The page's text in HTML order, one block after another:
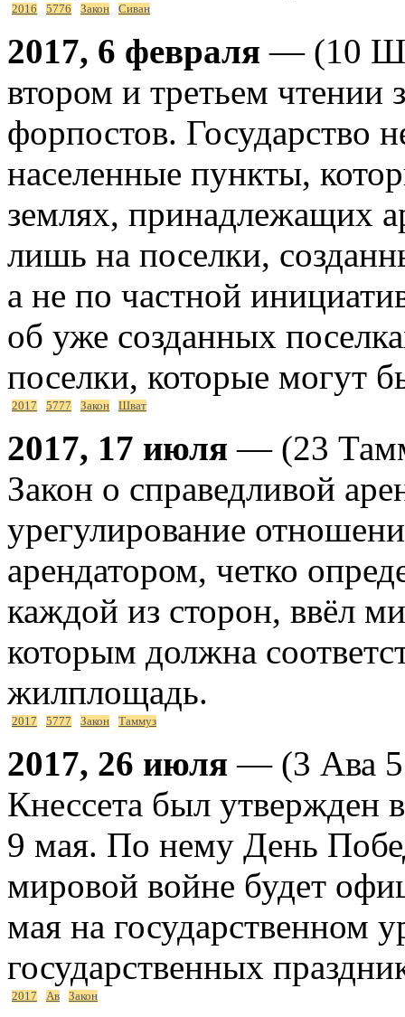
2016 5776 Закон Сиван
2017, 6 февраля — (10
втором и третьем чтении
форпостов. Государство
населенные пункты,
землях, принадлежащих
лишь на поселки,
а не по частной
об уже созданных
поселки, которые могут
2017 5777 Закон Шват
2017, 17 июля — (23
Закон о справедливой
урегулирование
арендатором, четко
каждой из сторон, ввёл
которым должна
жилплощадь.
2017 5777 Закон Таммуз
2017, 26 июля — (3 Ава
Кнессета был утвержден
9 мая. По нему День
мировой войне будет
мая на государственном
государственных
2017 Ав Закон